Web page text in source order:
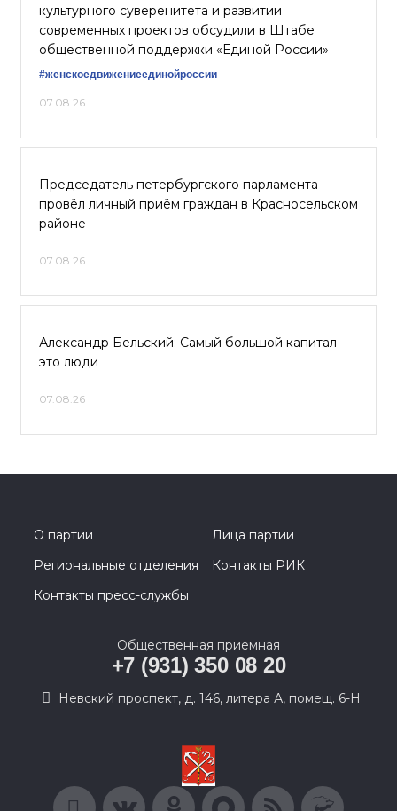
культурного суверенитета и развитии
современных проектов обсудили в Штабе
общественной поддержки «Единой России»
#женскоедвижениеединойроссии
07.08.26
Председатель петербургского парламента
провёл личный приём граждан в Красносельском
районе
07.08.26
Александр Бельский: Самый большой капитал –
это люди
07.08.26
О партии
Лица партии
Региональные отделения
Контакты РИК
Контакты пресс-службы
Общественная приемная
+7 (931) 350 08 20
Невский проспект, д. 146, литера А, помещ. 6-Н